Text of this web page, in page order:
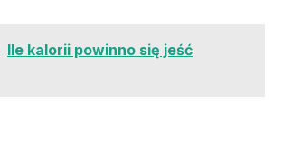
Ile kalorii powinno się jeść